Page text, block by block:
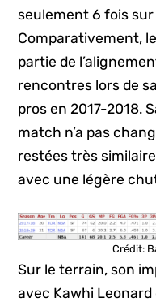
seulement 6 fois
Comparativement,
partie de
rencontres lors de
pros en 2017-2018.
match n’a pas
restées très
avec une légère
Crédit:
Sur le terrain, son
avec Kawhi